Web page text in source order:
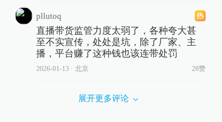
pllutoq
直播带货监管力度太弱了，各种夸大甚
至不实宣传，处处是坑，除了厂家、主
播，平台赚了这种钱也该连带处罚
2026-01-13∙ 北京 28赞
展开更多评论